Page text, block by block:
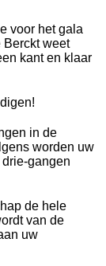
voor het gala
weet
kant en klaar
in de
worden uw
gangen
de hele
van de
uw